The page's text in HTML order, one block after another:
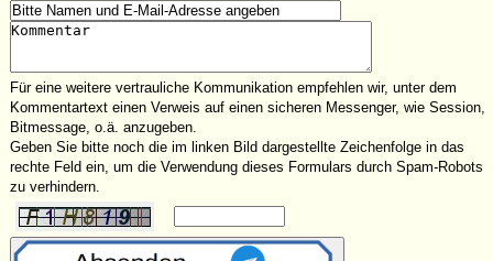
Für eine weitere vertrauliche Kommunikation empfehlen wir, unter dem
Kommentartext einen Verweis auf einen sicheren Messenger, wie Session,
Bitmessage, o.ä. anzugeben.
Geben Sie bitte noch die im linken Bild dargestellte Zeichenfolge in das
rechte Feld ein, um die Verwendung dieses Formulars durch Spam-Robots
zu verhindern.